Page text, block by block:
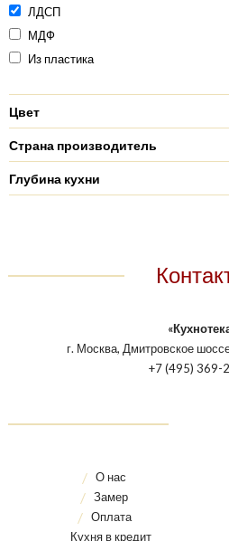
ЛДСП
МДФ
Из пластика
Цвет
Страна производитель
Глубина кухни
г. Москва, Дмитровское
+7 (495) 369-
О нас
Замер
Оплата
Кухня в кредит